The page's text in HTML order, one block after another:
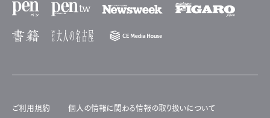
ご利用規約 個人の情報に関わる情報の取り扱いについて